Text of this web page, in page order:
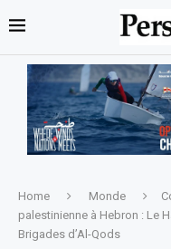
Home Monde
palestinienne à Hebron : Le
Brigades d’Al-Qods